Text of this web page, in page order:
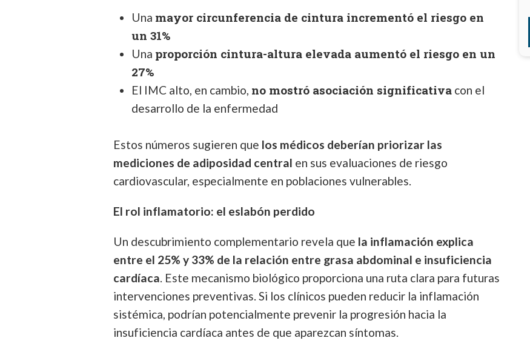
Una mayor circunferencia de cintura incrementó el riesgo en
un 31%
Una proporción cintura-altura elevada aumentó el riesgo en un
27%
El IMC alto, en cambio, no mostró asociación significativa con el
desarrollo de la enfermedad
Estos números sugieren que los médicos deberían priorizar las
mediciones de adiposidad central en sus evaluaciones de riesgo
cardiovascular, especialmente en poblaciones vulnerables.
El rol inflamatorio: el eslabón perdido
Un descubrimiento complementario revela que la inflamación explica
entre el 25% y 33% de la relación entre grasa abdominal e insuficiencia
cardíaca. Este mecanismo biológico proporciona una ruta clara para futuras
intervenciones preventivas. Si los clínicos pueden reducir la inflamación
sistémica, podrían potencialmente prevenir la progresión hacia la
insuficiencia cardíaca antes de que aparezcan síntomas.